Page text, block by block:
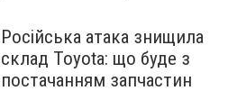
Російська атака знищила
склад Toyota: що буде з
постачанням запчастин